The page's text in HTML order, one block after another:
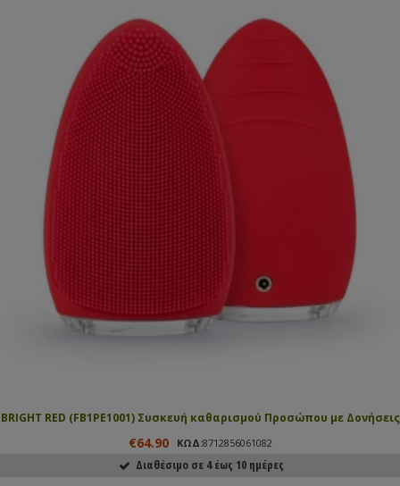
BRIGHT RED (FB1PE1001) Συσκευή καθαρισμού Προσώπου με Δονήσεις
€64.90 ΚΩΔ:8712856061082
Διαθέσιμο σε 4 έως 10 ημέρες